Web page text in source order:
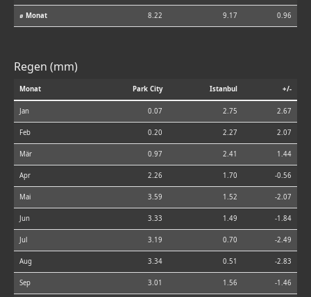
⌀ Monat 8.22 9.17 0.96
Regen (mm)
Monat Park City Istanbul +/-
Jan 0.07 2.75 2.67
Feb 0.20 2.27 2.07
Mär 0.97 2.41 1.44
Apr 2.26 1.70 -0.56
Mai 3.59 1.52 -2.07
Jun 3.33 1.49 -1.84
Jul 3.19 0.70 -2.49
Aug 3.34 0.51 -2.83
Sep 3.01 1.56 -1.46